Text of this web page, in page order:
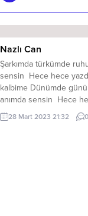
Nazlı Can
Şarkımda türkümde
sensin Hece hece
kalbime Dünümde
anımda sensin Hece
seni kalbime . Yüreğim
nazlı can Bakışların verir
28 Mart 2023 21:32 0